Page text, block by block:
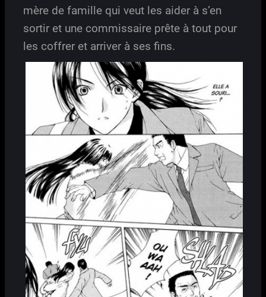
mère de famille qui veut les aider à s’en
sortir et une commissaire prête à tout pour
les coffrer et arriver à ses fins.